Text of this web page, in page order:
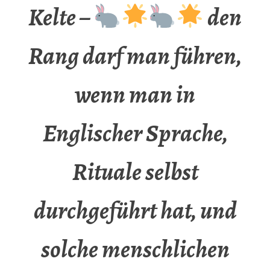
Kelte –
den
Rang darf man führen,
wenn man in
Englischer Sprache,
Rituale selbst
durchgeführt hat, und
solche menschlichen